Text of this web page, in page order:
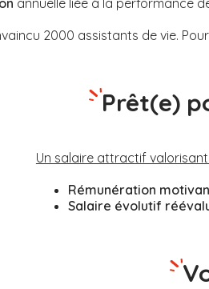
annuelle liée à la performance
2000 assistants de vie.
Prêt(e)
Un salaire attractif
Rémunération
Salaire évolutif